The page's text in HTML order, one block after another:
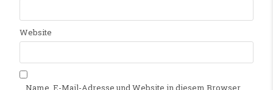
Website
Name, E-Mail-Adresse und Website in diesem Browser